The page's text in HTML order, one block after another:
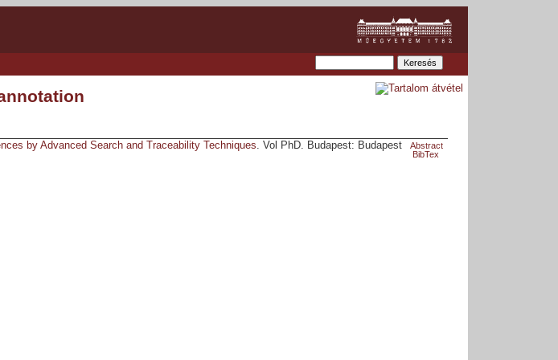
by Advanced Search and Traceability Techniques . Vol PhD. Budapest: Budapest
Abstract
BibTex